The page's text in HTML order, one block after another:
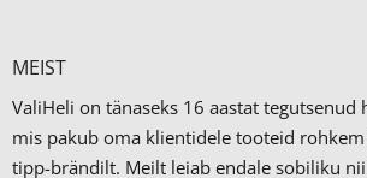
MEIST
ValiHeli on tänaseks 16 aastat tegutsenud
mis pakub oma klientidele tooteid
tipp-brändilt. Meilt leiab endale sobiliku